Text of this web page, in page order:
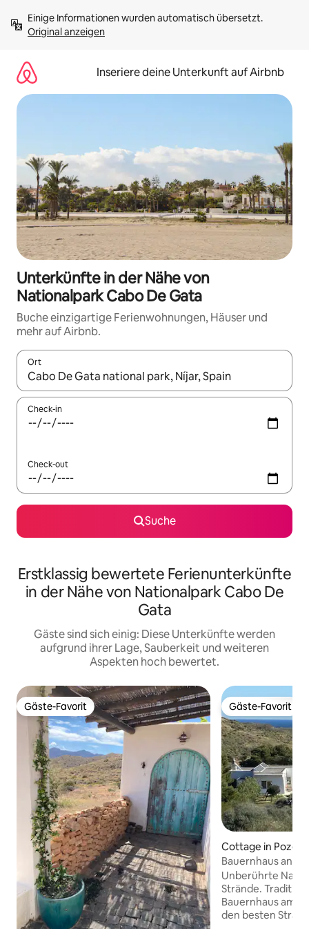
Inhalten
springenOriginal anzeigen
Inseriere deine Unterkunft auf Airbnb
Unterkünfte in der Nähe von
Nationalpark Cabo De Gata
Buche einzigartige Ferienwohnungen, Häuser und
mehr auf Airbnb.
Ort
Wenn Ergebnisse verfügbar sind, navigiere mit den
Check-in
Check-out
Suche
Erstklassig bewertete Ferienunterkünfte
in der Nähe von Nationalpark Cabo De
Gata
Gäste sind sich einig: Diese Unterkünfte werden
aufgrund ihrer Lage, Sauberkeit und weiteren
Aspekten hoch bewertet.
Gäste-Favorit
Gäste-Favorit Gäste-Favorit
Gäste-Favorit
Cottage in Pozo
s
Bauernhaus an
Cabo de Gata
Unberührte
Strände.
Bauernhaus am
den besten